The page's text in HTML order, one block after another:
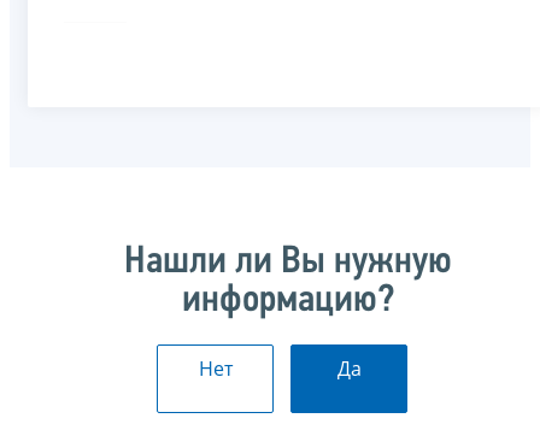
Нашли ли Вы нужную
информацию?
Нет Да